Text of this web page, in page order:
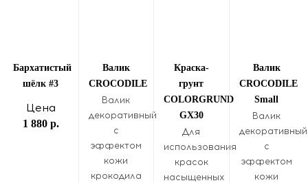
Бархатистый
шёлк #3
Цена
1 880 р.
Валик
CROCODILE
Валик
декоративный
с
эффектом
кожи
крокодила
Краска-
грунт
COLORGRUND
GX30
Для
использования
красок
насыщенных
Валик
CROCODILE
Small
Валик
декоративный
с
эффектом
кожи